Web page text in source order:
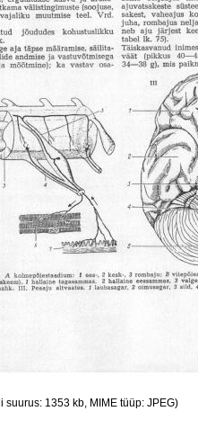
suurus: 1353 kb, MIME tüüp: JPEG)